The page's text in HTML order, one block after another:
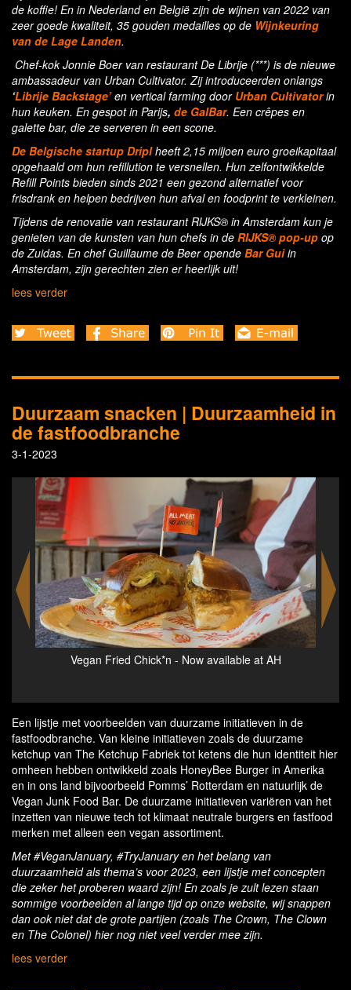
de koffie! En in Nederland en België zijn de wijnen van 2022 van
zeer goede kwaliteit, 35 gouden medailles op de Wijnkeuring
van de Lage Landen.
Chef-kok Jonnie Boer van restaurant De Librije (***) is de nieuwe
ambassadeur van Urban Cultivator. Zij introduceerden onlangs
‘Librije Backstage’en vertical farming door Urban Cultivatorin
hun keuken. En gespot in Parijs, de GalBar. Een crêpes en
galette bar, die ze serveren in een scone.
De Belgische startup Driplheeft 2,15 miljoen euro groeikapitaal
opgehaald om hun refillution te versnellen. Hun zelfontwikkelde
Refill Points bieden sinds 2021 een gezond alternatief voor
frisdrank en helpen bedrijven hun afval en foodprint te verkleinen.
Tijdens de renovatie van restaurant RIJKS® in Amsterdam kun je
genieten van de kunsten van hun chefs in de RIJKS® pop-up op
de Zuidas. En chef Guillaume de Beer opende Bar Guiin
Amsterdam, zijn gerechten zien er heerlijk uit!
lees verder
Duurzaam snacken | Duurzaamheid in
de fastfoodbranche
3-1-2023
Vegan Fried Chick*n - Now available at AH
Een lijstje met voorbeelden van duurzame initiatieven in de
fastfoodbranche. Van kleine initiatieven zoals de duurzame
ketchup van The Ketchup Fabriek tot ketens die hun identiteit hier
omheen hebben ontwikkeld zoals HoneyBee Burger in Amerika
en in ons land bijvoorbeeld Pomms’ Rotterdam en natuurlijk de
Vegan Junk Food Bar. De duurzame initiatieven variëren van het
inzetten van nieuwe tech tot klimaat neutrale burgers en fastfood
merken met alleen een vegan assortiment.
Met #VeganJanuary, #TryJanuary en het belang van
duurzaamheid als thema’s voor 2023, een lijstje met concepten
die zeker het proberen waard zijn! En zoals je zult lezen staan
sommige voorbeelden al lange tijd op onze website, wij snappen
dan ook niet dat de grote partijen (zoals The Crown, The Clown
en The Colonel) hier nog niet veel verder mee zijn.
lees verder